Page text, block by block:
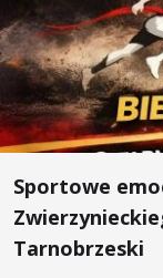
Sportowe
Tarnobrzeski